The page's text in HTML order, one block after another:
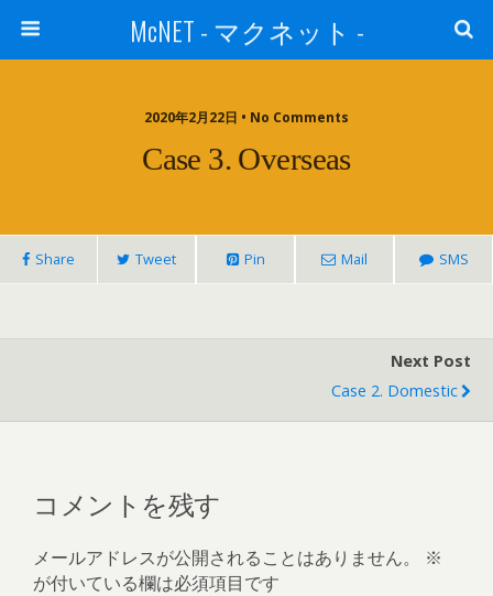
McNET - マクネット -
2020年2月22日 • No Comments
Case 3. Overseas
Share Tweet Pin Mail SMS
Next Post
Case 2. Domestic
コメントを残す
メールアドレスが公開されることはありません。
※
が付いている欄は必須項目です